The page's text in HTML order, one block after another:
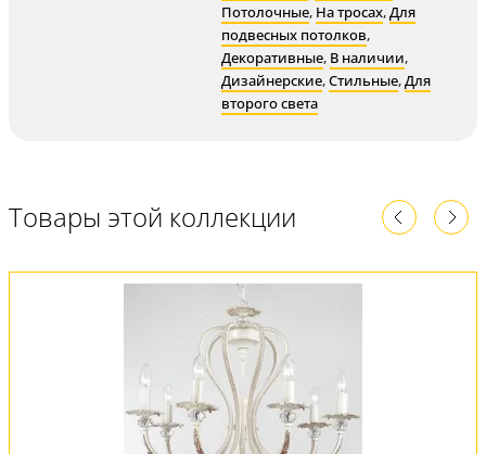
Потолочные, На тросах,Для
подвесных потолков,
Декоративные, В наличии,
Дизайнерские,Стильные,Для
второго света
Товары этой коллекции